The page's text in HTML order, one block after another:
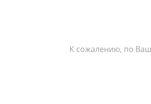
К сожалению, по